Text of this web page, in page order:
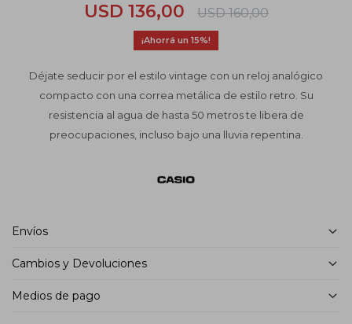
USD 136,00 USD 160,00
15
Déjate seducir por el estilo vintage con un reloj analógico
compacto con una correa metálica de estilo retro. Su
resistencia al agua de hasta 50 metros te libera de
preocupaciones, incluso bajo una lluvia repentina.
Envíos
Cambios y Devoluciones
Medios de pago